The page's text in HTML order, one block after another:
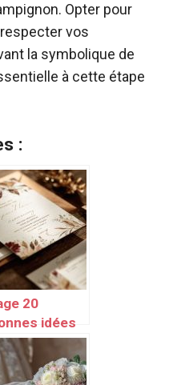
Opter pour
vos
la symbolique de
à cette étape
:
20
idées